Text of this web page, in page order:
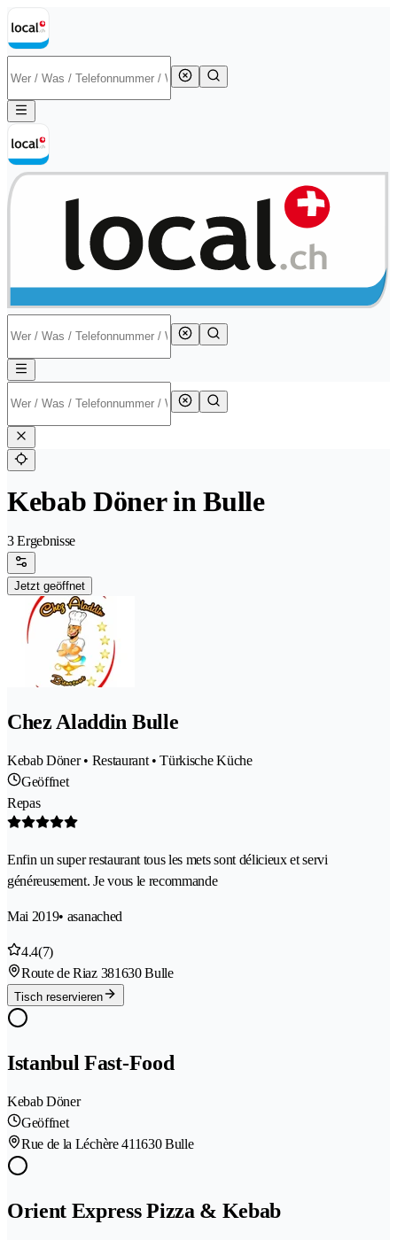
Kebab Döner in Bulle
3 Ergebnisse
Jetzt geöffnet
Chez Aladdin Bulle
Kebab Döner • Restaurant • Türkische Küche
Geöffnet
Repas
Enfin un super restaurant tous les mets sont délicieux et servi
généreusement. Je vous le recommande
Mai 2019• asanached
4.4(7)
Route de Riaz 381630 Bulle
Tisch reservieren
Istanbul Fast-Food
Kebab Döner
Geöffnet
Rue de la Léchère 411630 Bulle
Orient Express Pizza & Kebab